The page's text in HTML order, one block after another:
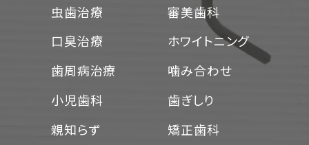
虫歯治療
口臭治療
歯周病治療
小児歯科
親知らず
審美歯科
ホワイトニング
噛み合わせ
歯ぎしり
矯正歯科